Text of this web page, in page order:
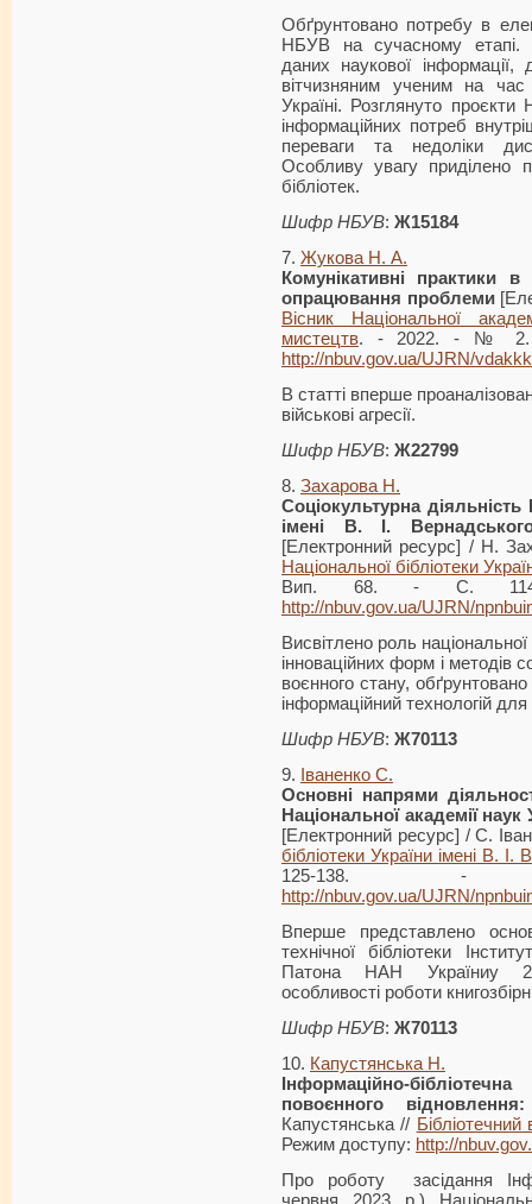
Обґрунтовано потребу в
НБУВ на сучасному етапі.
даних наукової
вітчизняним ученим на
Україні. Розглянуто
інформаційних потреб
переваги та недоліки
Особливу увагу приділено
бібліотек.
Шифр НБУВ: Ж15184
7. Жукова Н. А.
Комунікативні практики в
опрацювання проблеми
Вісник Національної
мистецтв. - 2022. - № 2. -
http://nbuv.gov.ua/UJRN/
В статті вперше
військові агресії.
Шифр НБУВ: Ж22799
8. Захарова Н.
Соціокультурна діяльність
імені В. І.
[Електронний ресурс] / Н.
Національної бібліотеки
Вип. 68. - С. 114-
http://nbuv.gov.ua/UJRN/
Висвітлено роль національної
інноваційних форм і методів
воєнного стану,
інформаційний технологій для
Шифр НБУВ: Ж70113
9.
Іваненко С.
Основні напрями
Національної академії
[Електронний ресурс] / С.
бібліотеки України імені В. І.
125-138. -
http://nbuv.gov.ua/UJRN/
Вперше представлено
технічної бібліотеки
Патона НАН Україниу
особливості роботи
Шифр НБУВ: Ж70113
10. Капустянська Н.
Інформаційно-
повоєнного
Капустянська // Бібліотечний
Режим доступу: http://
Про роботу засідання